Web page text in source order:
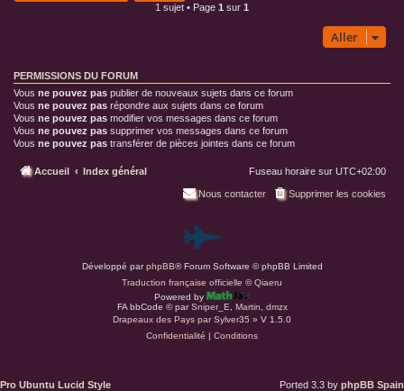
1 sujet • Page 1 sur 1
Aller
PERMISSIONS DU FORUM
Vous ne pouvez pas publier de nouveaux sujets dans ce forum
Vous ne pouvez pas répondre aux sujets dans ce forum
Vous ne pouvez pas modifier vos messages dans ce forum
Vous ne pouvez pas supprimer vos messages dans ce forum
Vous ne pouvez pas transférer de pièces jointes dans ce forum
Accueil Index général Fuseau horaire sur UTC+02:00
Supprimer les cookies
Nous contacter
P
a
r
d
Développé parphpBB® Forum Software © phpBB Limited
Traduction française officielle ©Qiaeru
Powered by
FA bbCode ©parSniper_E Martin
dmzx
Drapeaux des Pays par Sylver35 » V 1.5.0
Confidentialité | Conditions
Pro Ubuntu Lucid Style Ported 3.3 by phpBB Spain